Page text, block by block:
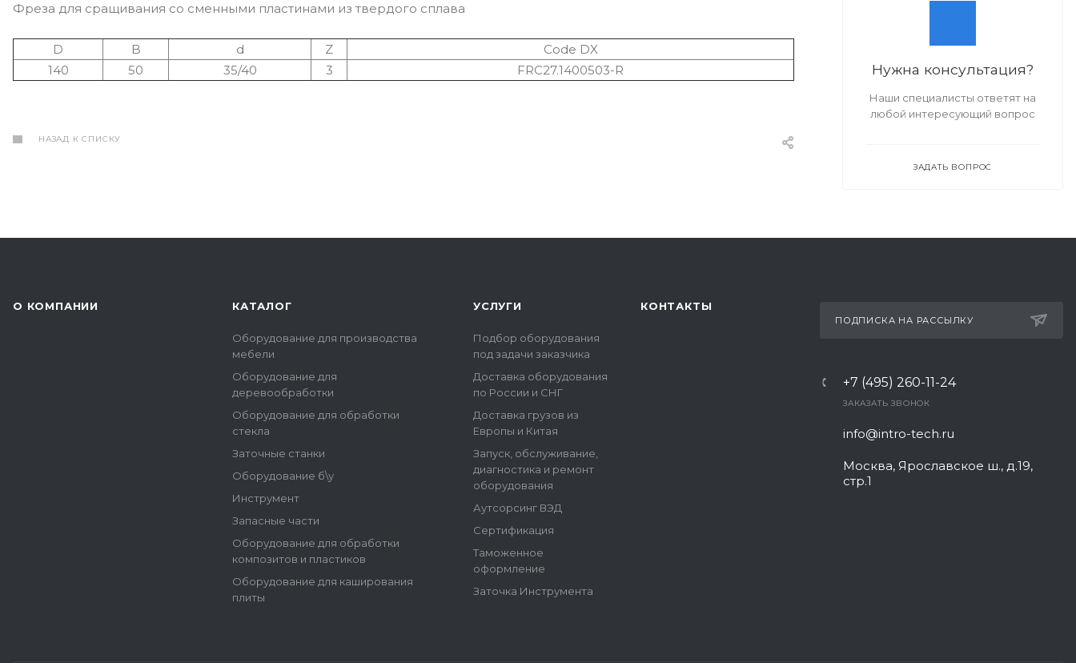
Нужна консультация?
Наши специалисты ответят на
любой интересующий вопрос
ЗАДАТЬ ВОПРОС
Фреза для сращивания со сменными пластинами из твердого сплава
D B d Z
Code DX
140
50 35/40 3 FRC27.1400503-R
НАЗАД К СПИСКУ
О КОМПАНИИ КАТАЛОГ
Оборудование для производства
мебели
Оборудование для
деревообработки
Оборудование для обработки
стекла
Заточные станки
Оборудование б\у
Инструмент
Запасные части
Оборудование для обработки
композитов и пластиков
Оборудование для каширования
плиты
УСЛУГИ
Подбор оборудования
под задачи заказчика
Доставка оборудования
по России и СНГ
Доставка грузов из
Европы и Китая
Запуск, обслуживание,
диагностика и ремонт
оборудования
Аутсорсинг ВЭД
Сертификация
Таможенное
оформление
Заточка Инструмента
КОНТАКТЫ
ПОДПИСКА НА РАССЫЛКУ
+7 (495) 260-11-24
ЗАКАЗАТЬ ЗВОНОК
info@intro-tech.ru
Москва, Ярославское ш., д.19,
стр.1